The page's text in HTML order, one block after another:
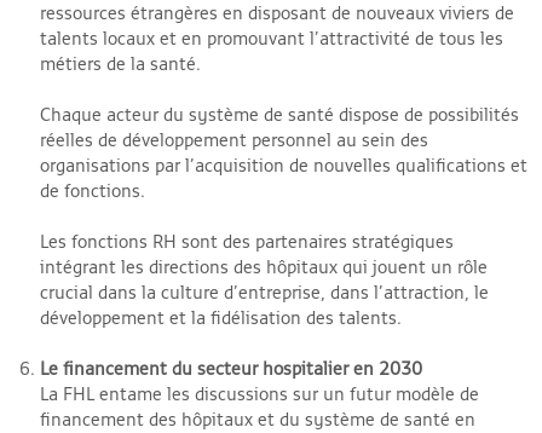
ressources étrangères en disposant de nouveaux viviers de
talents locaux et en promouvant l’attractivité de tous les
métiers de la santé.
Chaque acteur du système de santé dispose de possibilités
réelles de développement personnel au sein des
organisations par l’acquisition de nouvelles qualifications et
de fonctions.
Les fonctions RH sont des partenaires stratégiques
intégrant les directions des hôpitaux qui jouent un rôle
crucial dans la culture d’entreprise, dans l’attraction, le
développement et la fidélisation des talents.
Le financement du secteur hospitalier en 2030
La FHL entame les discussions sur un futur modèle de
financement des hôpitaux et du système de santé en